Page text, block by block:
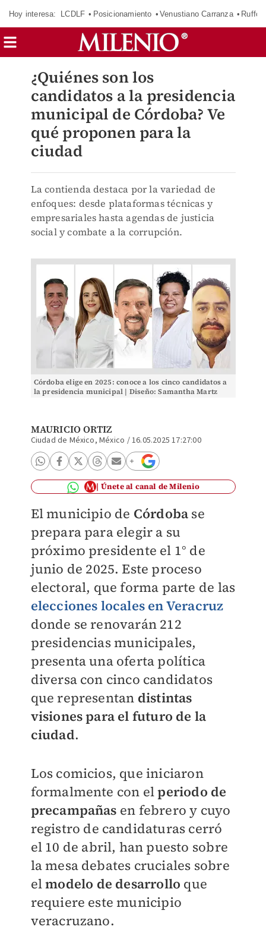
Hoy interesa: LCDLF Posicionamiento Venustiano Carranza Ruffo
¿Quiénes son los
candidatos a la presidencia
municipal de Córdoba? Ve
qué proponen para la
ciudad
La contienda destaca por la variedad de
enfoques: desde plataformas técnicas y
empresariales hasta agendas de justicia
social y combate a la corrupción.
Córdoba elige en 2025: conoce a los cinco candidatos a
la presidencia municipal | Diseño: Samantha Martz
MAURICIO ORTIZ
Ciudad de México, México /16.05.2025 17:27:00
Únete al canal de Milenio
El municipio de Córdoba se
prepara para elegir a su
próximo presidente el 1° de
junio de 2025. Este proceso
electoral, que forma parte de las
elecciones locales en Veracruz
donde se renovarán 212
presidencias municipales,
presenta una oferta política
diversa con cinco candidatos
que representan distintas
visiones para el futuro de la
ciudad.
Los comicios, que iniciaron
formalmente con elperiodo de
precampañas en febrero y cuyo
registro de candidaturas cerró
el 10 de abril, han puesto sobre
la mesa debates cruciales sobre
elmodelo de desarrollo que
requiere este municipio
veracruzano.